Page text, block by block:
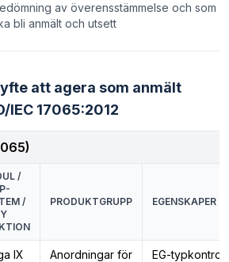
av överensstämmelse och som
bli anmält och utsett
att agera som anmält
IEC 17065:2012
/
/
PRODUKTGRUPP EGENSKAPER
IX
Anordningar för
EG-typkontroll